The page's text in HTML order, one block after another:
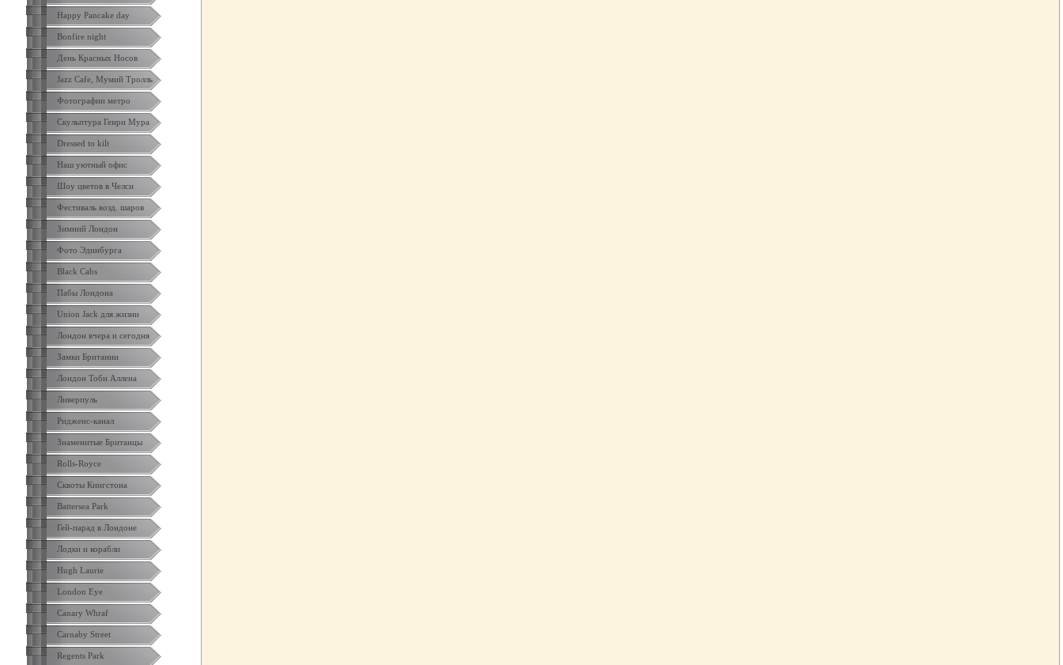
Happy Pancake day
Bonfire night
День Красных Носов
Jazz Cafe, Мумий Тролль
Фотографии метро
Скульптура Генри Мура
Dressed to kilt
Наш уютный офис
Шоу цветов в Челси
Фестиваль возд. шаров
Зимний Лондон
Фото Эдинбурга
Black Cabs
Пабы Лондона
Union Jack для жизни
Лондон вчера и сегодня
Замки Британии
Лондон Тоби Аллена
Ливерпуль
Ридженс-канал
Знаменитые Британцы
Rolls-Royce
Сквоты Кингстона
Battersea Park
Гей-парад в Лондоне
Лодки и корабли
Hugh Laurie
London Eye
Canary Whraf
Carnaby Street
Regents Park